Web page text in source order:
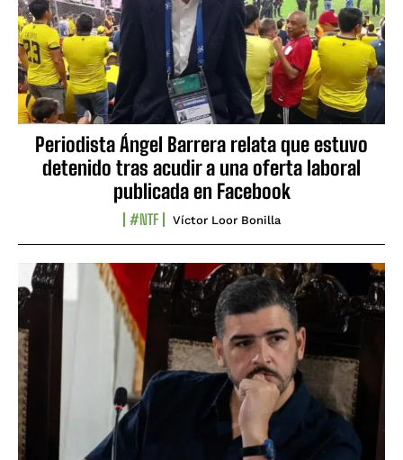
Periodista Ángel Barrera relata que estuvo
detenido tras acudir a una oferta laboral
publicada en Facebook
#NTF Víctor Loor Bonilla